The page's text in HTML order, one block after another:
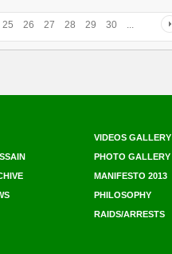
25 26 27 28 29 30 ...
VIDEOS GALLERY
PHOTO GALLERY
MANIFESTO 2013
PHILOSOPHY
RAIDS/ARRESTS